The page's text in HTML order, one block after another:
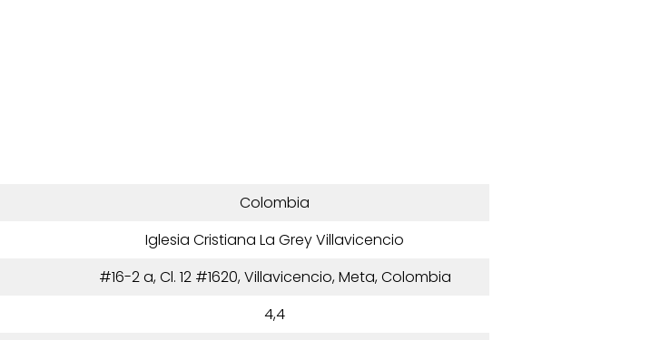
Colombia
Iglesia Cristiana La Grey Villavicencio
#16-2 a, Cl. 12 #1620, Villavicencio, Meta, Colombia
4,4